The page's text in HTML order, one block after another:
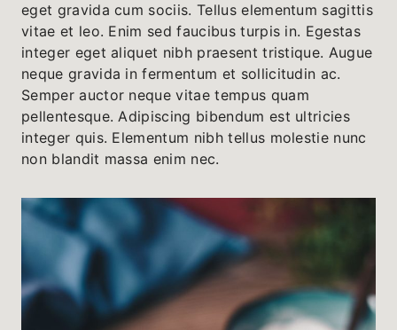
eget gravida cum sociis. Tellus elementum sagittis
vitae et leo. Enim sed faucibus turpis in. Egestas
integer eget aliquet nibh praesent tristique. Augue
neque gravida in fermentum et sollicitudin ac.
Semper auctor neque vitae tempus quam
pellentesque. Adipiscing bibendum est ultricies
integer quis. Elementum nibh tellus molestie nunc
non blandit massa enim nec.